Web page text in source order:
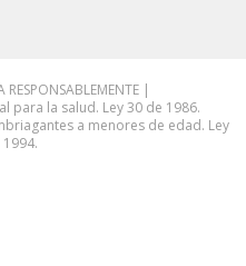
|
para la salud. Ley 30 de 1986.
a menores de edad. Ley